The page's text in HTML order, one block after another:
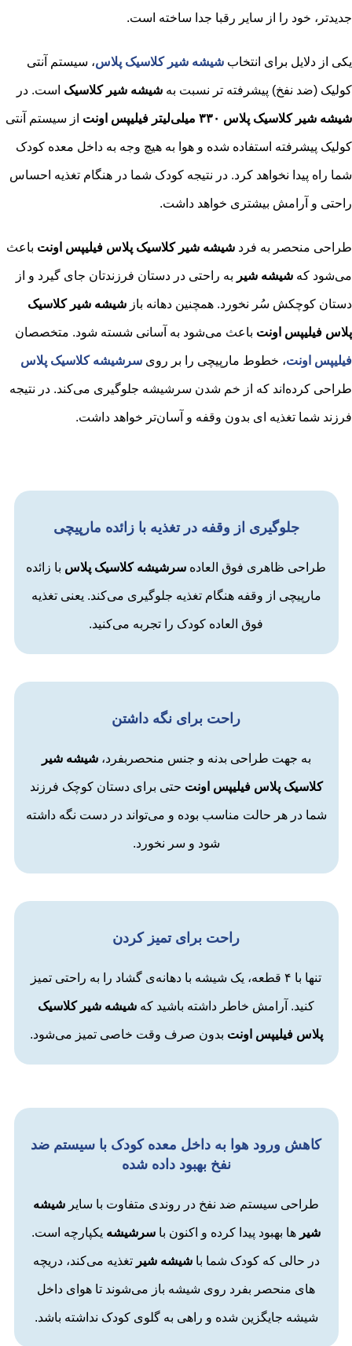
جدیدتر، خود را از سایر رقبا جدا ساخته است.
یکی از دلایل برای انتخاب شیشه شیر کلاسیک پلاس، سیستم آنتی
کولیک (ضد نفخ) پیشرفته تر نسبت به شیشه شیر کلاسیک است. در
شیشه شیر کلاسیک پلاس ۳۳۰ میلی‌لیتر فیلیپس اونت از سیستم آنتی
کولیک پیشرفته استفاده شده و هوا به هیچ وجه به داخل معده کودک
شما راه پیدا نخواهد کرد. در نتیجه کودک شما در هنگام تغذیه احساس
راحتی و آرامش بیشتری خواهد داشت.
طراحی منحصر به فرد شیشه شیر کلاسیک پلاس فیلیپس اونت باعث
می‌شود که شیشه شیر به راحتی در دستان فرزندتان جای گیرد و از
دستان کوچکش سُر نخورد. همچنین دهانه‌ باز شیشه شیر کلاسیک
پلاس فیلیپس اونت باعث می‌شود به آسانی شسته شود. متخصصان
فیلیپس اونت، خطوط مارپیچی را بر روی سرشیشه کلاسیک پلاس
طراحی کرده‌اند که از خم شدن سرشیشه جلوگیری می‌کند. در نتیجه
فرزند شما تغذیه ای بدون وقفه و آسان‌تر خواهد داشت.
راحت برای تمیز کردن
تنها با ۴ قطعه، یک شیشه با دهانه‌ی گشاد را به راحتی تمیز
کنید. آرامش خاطر داشته باشید که شیشه شیر کلاسیک
پلاس فیلیپس اونت بدون صرف وقت خاصی تمیز می‌شود.
راحت برای نگه داشتن
به جهت طراحی بدنه و جنس منحصربفرد،شیشه شیر
کلاسیک پلاس فیلیپس اونت حتی برای دستان کوچک فرزند
شما در هر حالت مناسب بوده و می‌تواند در دست نگه داشته
شود و سر نخورد.
جلوگیری از وقفه در تغذیه با زائده مارپیچی
طراحی ظاهری فوق العاده سرشیشه کلاسیک پلاس با زائده
مارپیچی از وقفه هنگام تغذیه جلوگیری می‌کند. یعنی تغذیه
فوق العاده کودک را تجربه می‌کنید.
کاهش ورود هوا به داخل معده کودک با سیستم ضد
نفخ بهبود داده شده
طراحی سیستم ضد نفخ در روندی متفاوت با سایر شیشه
شیر ها بهبود پیدا کرده و اکنون با سرشیشه یکپارچه است.
در حالی که کودک شما باشیشه شیرتغذیه می‌کند، دریچه
های منحصر بفرد روی شیشه باز می‌شوند تا هوای داخل
شیشه جایگزین شده و راهی به گلوی کودک نداشته باشد.